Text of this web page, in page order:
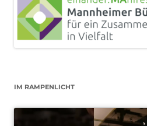
IM RAMPENLICHT